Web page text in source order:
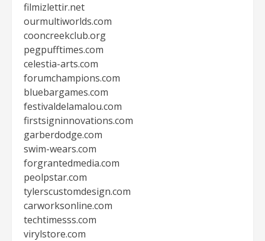
filmizlettir.net
ourmultiworlds.com
cooncreekclub.org
pegpufftimes.com
celestia-arts.com
forumchampions.com
bluebargames.com
festivaldelamalou.com
firstsigninnovations.com
garberdodge.com
swim-wears.com
forgrantedmedia.com
peolpstar.com
tylerscustomdesign.com
carworksonline.com
techtimesss.com
virylstore.com